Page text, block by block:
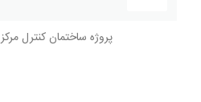
پروژه ساختمان کنترل